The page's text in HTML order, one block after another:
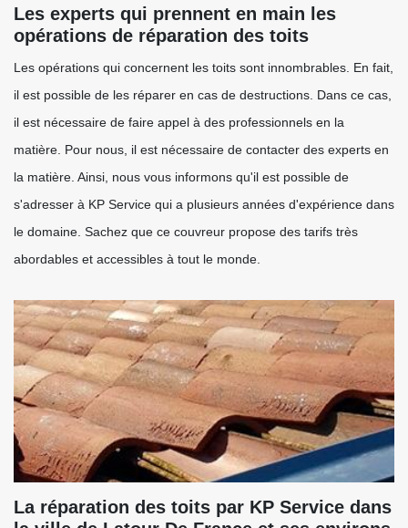
Les experts qui prennent en main les
opérations de réparation des toits
Les opérations qui concernent les toits sont innombrables. En fait,
il est possible de les réparer en cas de destructions. Dans ce cas,
il est nécessaire de faire appel à des professionnels en la
matière. Pour nous, il est nécessaire de contacter des experts en
la matière. Ainsi, nous vous informons qu'il est possible de
s'adresser à KP Service qui a plusieurs années d'expérience dans
le domaine. Sachez que ce couvreur propose des tarifs très
abordables et accessibles à tout le monde.
La réparation des toits par KP Service dans